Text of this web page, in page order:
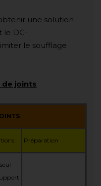
une solution
le DC-
le soufflage
de joints
Préparation